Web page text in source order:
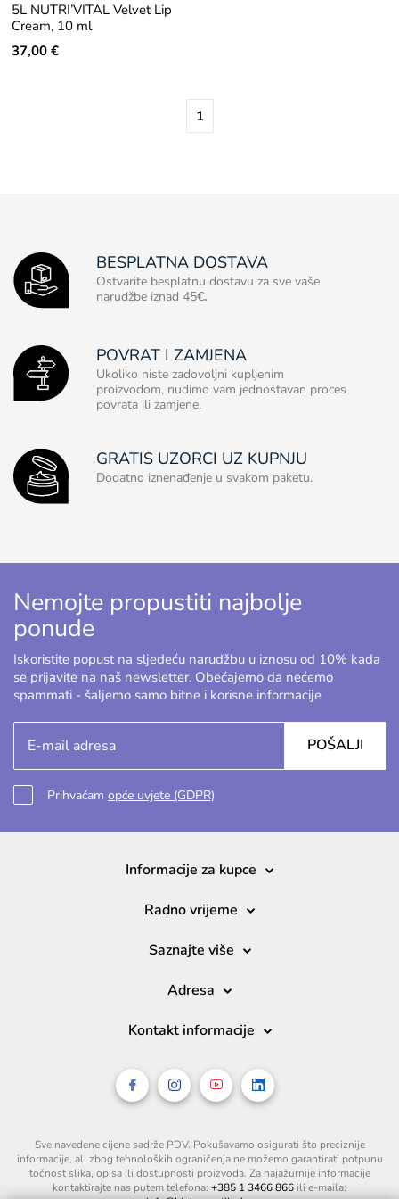
5L NUTRI’VITAL Velvet Lip
Cream, 10 ml
37,00 €
1
BESPLATNA DOSTAVA
Ostvarite besplatnu dostavu za sve vaše
narudžbe iznad 45€.
POVRAT I ZAMJENA
Ukoliko niste zadovoljni kupljenim
proizvodom, nudimo vam jednostavan proces
povrata ili zamjene.
GRATIS UZORCI UZ KUPNJU
Dodatno iznenađenje u svakom paketu.
Nemojte propustiti najbolje
ponude
Iskoristite popust na sljedeću narudžbu u iznosu od 10% kada
se prijavite na naš newsletter. Obećajemo da nećemo
spammati - šaljemo samo bitne i korisne informacije
POŠALJI
Prihvaćam opće uvjete (GDPR)
Informacije za kupce
Radno vrijeme
Saznajte više
Adresa
Kontakt informacije
Sve navedene cijene sadrže PDV. Pokušavamo osigurati što preciznije
informacije, ali zbog tehnoloških ograničenja ne možemo garantirati potpunu
točnost slika, opisa ili dostupnosti proizvoda. Za najažurnije informacije
kontaktirajte nas putem telefona: +385 1 3466 866 ili e-maila: